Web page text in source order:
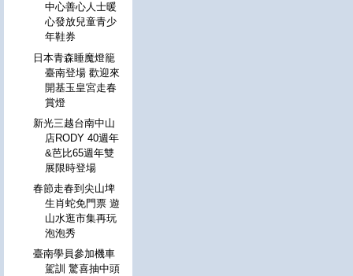
中心善心人士暖
心發放兒童青少
年鞋券
日本青森睡魔燈籠
臺南登場 歡迎來
開基玉皇宮走春
賞燈
新光三越台南中山
店RODY 40週年
&芭比65週年雙
展限時登場
春節走春到尖山埤
生肖蛇免門票 遊
山水逛市集再玩
泡泡秀
臺南學員參加機車
駕訓 驚喜抽中頭